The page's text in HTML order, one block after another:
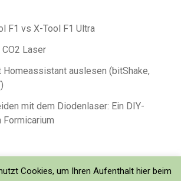
F1 vs X-Tool F1 Ultra
Laser
Homeassistant auslesen (bitShake,
mit dem Diodenlaser: Ein DIY-
Formicarium
Cookies, um Ihren Aufenthalt hier beim